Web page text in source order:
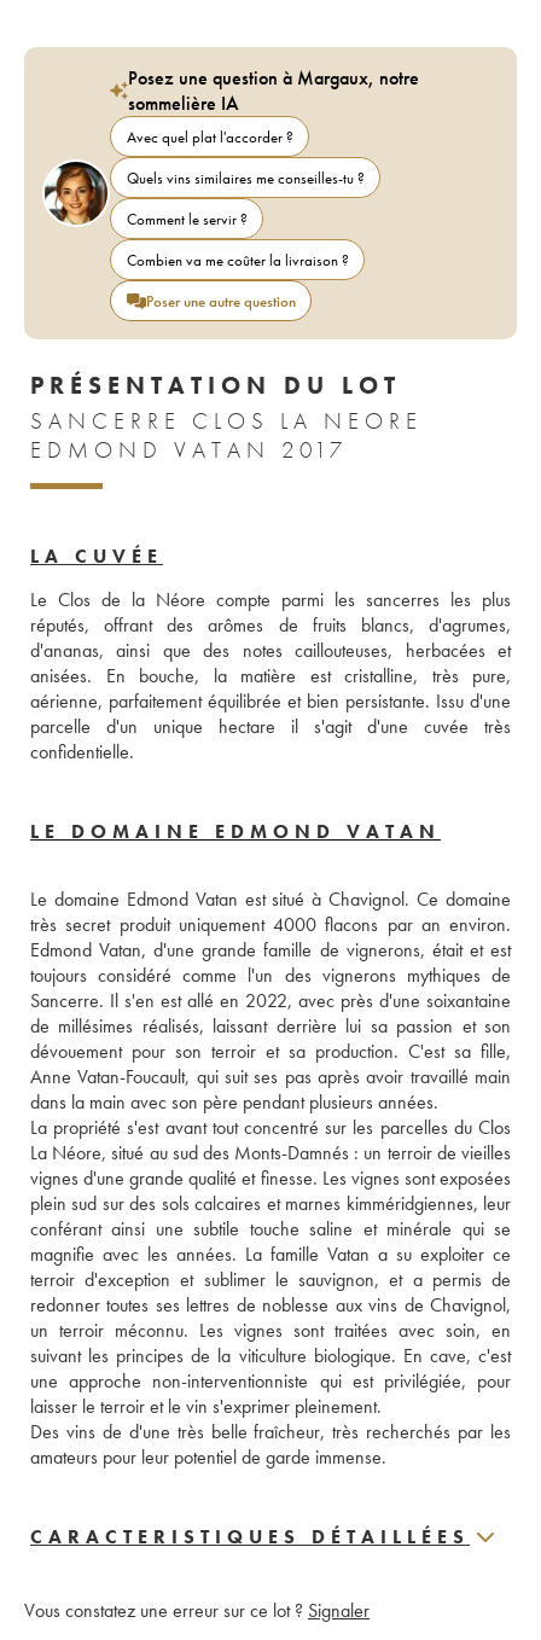
Posez une question à Margaux, notre
sommelière IA
Avec quel plat l'accorder ?
Quels vins similaires me conseilles-tu ?
Comment le servir ?
Combien va me coûter la livraison ?
Poser une autre question
PRÉSENTATION DU LOT
SANCERRE CLOS LA NEORE
EDMOND VATAN 2017
LA CUVÉE
Le Clos de la Néore compte parmi les sancerres les plus
réputés, offrant des arômes de fruits blancs, d'agrumes,
d'ananas, ainsi que des notes caillouteuses, herbacées et
anisées. En bouche, la matière est cristalline, très pure,
aérienne, parfaitement équilibrée et bien persistante. Issu d'une
parcelle d'un unique hectare il s'agit d'une cuvée très
confidentielle.
LE DOMAINE EDMOND VATAN
Le domaine Edmond Vatan est situé à Chavignol. Ce domaine
très secret produit uniquement 4000 flacons par an environ.
Edmond Vatan, d'une grande famille de vignerons, était et est
toujours considéré comme l'un des vignerons mythiques de
Sancerre. Il s'en est allé en 2022, avec près d'une soixantaine
de millésimes réalisés, laissant derrière lui sa passion et son
dévouement pour son terroir et sa production. C'est sa fille,
Anne Vatan-Foucault, qui suit ses pas après avoir travaillé main
dans la main avec son père pendant plusieurs années.
La propriété s'est avant tout concentré sur les parcelles du Clos
La Néore, situé au sud des Monts-Damnés : un terroir de vieilles
vignes d'une grande qualité et finesse. Les vignes sont exposées
plein sud sur des sols calcaires et marnes kimméridgiennes, leur
conférant ainsi une subtile touche saline et minérale qui se
magnifie avec les années. La famille Vatan a su exploiter ce
terroir d'exception et sublimer le sauvignon, et a permis de
redonner toutes ses lettres de noblesse aux vins de Chavignol,
un terroir méconnu. Les vignes sont traitées avec soin, en
suivant les principes de la viticulture biologique. En cave, c'est
une approche non-interventionniste qui est privilégiée, pour
laisser le terroir et le vin s'exprimer pleinement.
Des vins de d'une très belle fraîcheur, très recherchés par les
amateurs pour leur potentiel de garde immense.
CARACTERISTIQUES DÉTAILLÉES
Vous constatez une erreur sur ce lot ? Signaler